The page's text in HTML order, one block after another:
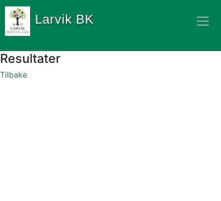
Larvik BK
Resultater
Tilbake